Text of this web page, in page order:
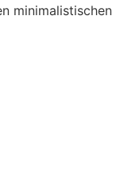
minimalistischen